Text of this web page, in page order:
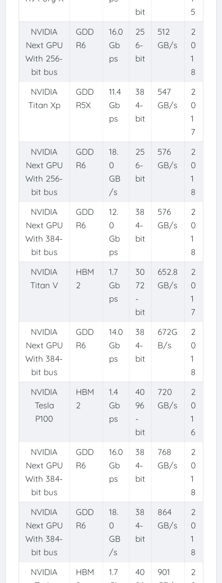
bit
5
NVIDIA
Next GPU
With 256-
bit bus
GDD
R6
16.0
Gb
ps
25
6-
bit
512
GB/s
2
0
1
8
NVIDIA
Titan Xp
GDD
R5X
11.4
Gb
ps
38
4-
bit
547
GB/s
2
0
1
7
NVIDIA
Next GPU
With 256-
bit bus
GDD
R6
18.
0
GB
/s
25
6-
bit
576
GB/s
2
0
1
8
NVIDIA
Next GPU
With 384-
bit bus
GDD
R6
12.
0
Gb
ps
38
4-
bit
576
GB/s
2
0
1
8
NVIDIA
Titan V
HBM
2
1.7
Gb
ps
30
72
-
bit
652.8
GB/s
2
0
1
7
NVIDIA
Next GPU
With 384-
bit bus
GDD
R6
14.0
Gb
ps
38
4-
bit
672G
B/s
2
0
1
8
NVIDIA
Tesla
P100
HBM
2
1.4
Gb
ps
40
96
-
bit
720
GB/s
2
0
1
6
NVIDIA
Next GPU
With 384-
bit bus
GDD
R6
16.0
Gb
ps
38
4-
bit
768
GB/s
2
0
1
8
NVIDIA
Next GPU
With 384-
bit bus
GDD
R6
18.
0
GB
/s
38
4-
bit
864
GB/s
2
0
1
8
NVIDIA
HBM
1.7
40
901
2